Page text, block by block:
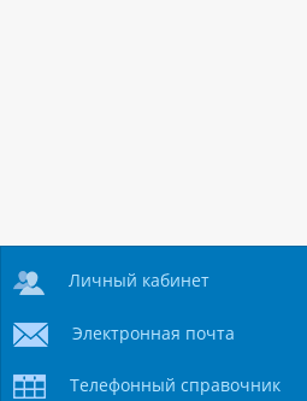
Личный кабинет
Электронная почта
Телефонный справочник